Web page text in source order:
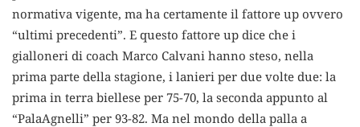
normativa vigente, ma ha certamente il fattore up ovvero
“ultimi precedenti”. E questo fattore up dice che i
gialloneri di coach Marco Calvani hanno steso, nella
prima parte della stagione, i lanieri per due volte due: la
prima in terra biellese per 75-70, la seconda appunto al
“PalaAgnelli” per 93-82. Ma nel mondo della palla a